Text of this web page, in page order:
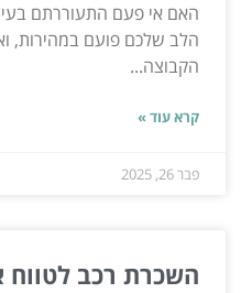
האם אי פעם התעוררתם
הלב שלכם פועם במהירות,
הקבוצה...
קרא עוד »
פבר 26, 2025
השכרת רכב לטווח